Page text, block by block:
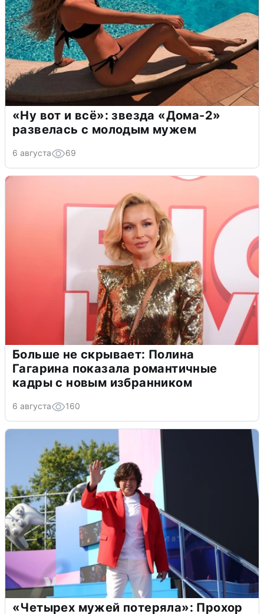
«Ну вот и всё»: звезда «Дома-2»
развелась с молодым мужем
6 августа 69
Больше не скрывает: Полина
Гагарина показала романтичные
кадры с новым избранником
6 августа 160
«Четырех мужей потеряла»: Прохор